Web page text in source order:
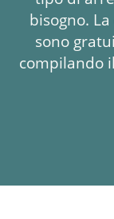
bisogno.
sono
compilando